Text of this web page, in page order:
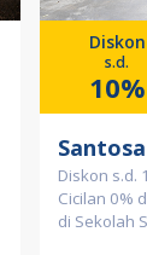
Diskon
s.d.
10%
Diskon s.d.
Cicilan 0%
di Sekolah